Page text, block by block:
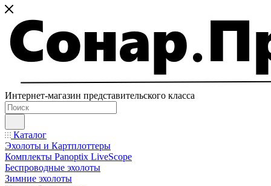
Интернет-магазин представительского класса
Каталог
Эхолоты и Картплоттеры
Комплекты Panoptix LiveScope
Беспроводные эхолоты
Зимние эхолоты